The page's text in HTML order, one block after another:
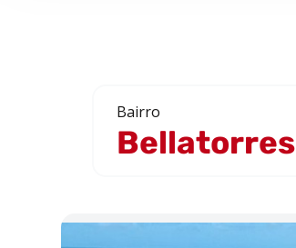
Bairro
Bellatorres